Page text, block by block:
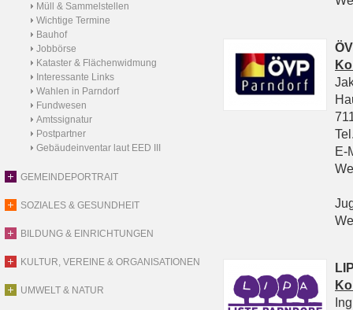
Müll & Sammelstellen
Wichtige Termine
Bauhof
Jobbörse
Kataster & Flächenwidmung
Interessante Links
Wahlen in Parndorf
Fundwesen
Amtssignatur
Postpartner
Gebäudeinventar laut EED III
GEMEINDEPORTRAIT
SOZIALES & GESUNDHEIT
BILDUNG & EINRICHTUNGEN
KULTUR, VEREINE & ORGANISATIONEN
UMWELT & NATUR
E-